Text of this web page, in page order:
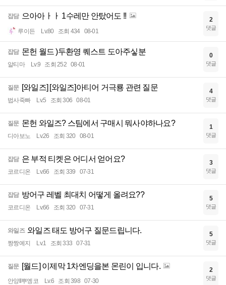
잡담 으아아ㅏㅏ 1수레만 안탔어도 !!
루이든 Lv.80 조회 434 08-01
2
댓글
잡담 몬헌 월드 )두환영 퀘스트 도아주싷분
알티마 Lv.9 조회 252 08-01
0
댓글
질문 [와일즈] [와일즈]아티어 거극룡 관련 질문
법사죽빠 Lv.5 조회 306 08-01
4
댓글
질문 몬헌 와일즈? 스팀에서 구매시 뭐사야하나요?
디아보노 Lv.26 조회 320 08-01
1
댓글
잡담 은 부적 티켓은 어디서 얻어요?
코르디온 Lv.66 조회 339 07-31
3
댓글
잡담 방어구 레벨 최대치 어떻게 올려요??
코르디온 Lv.66 조회 320 07-31
5
댓글
와일즈 와일즈 태도 방어구 질문드립니다.
짱짱예지 Lv.1 조회 333 07-31
5
댓글
질문 [월드] 이제막 1차엔딩을본 몬린이 입니다.
안양ll뿌엥코 Lv.6 조회 398 07-30
2
댓글